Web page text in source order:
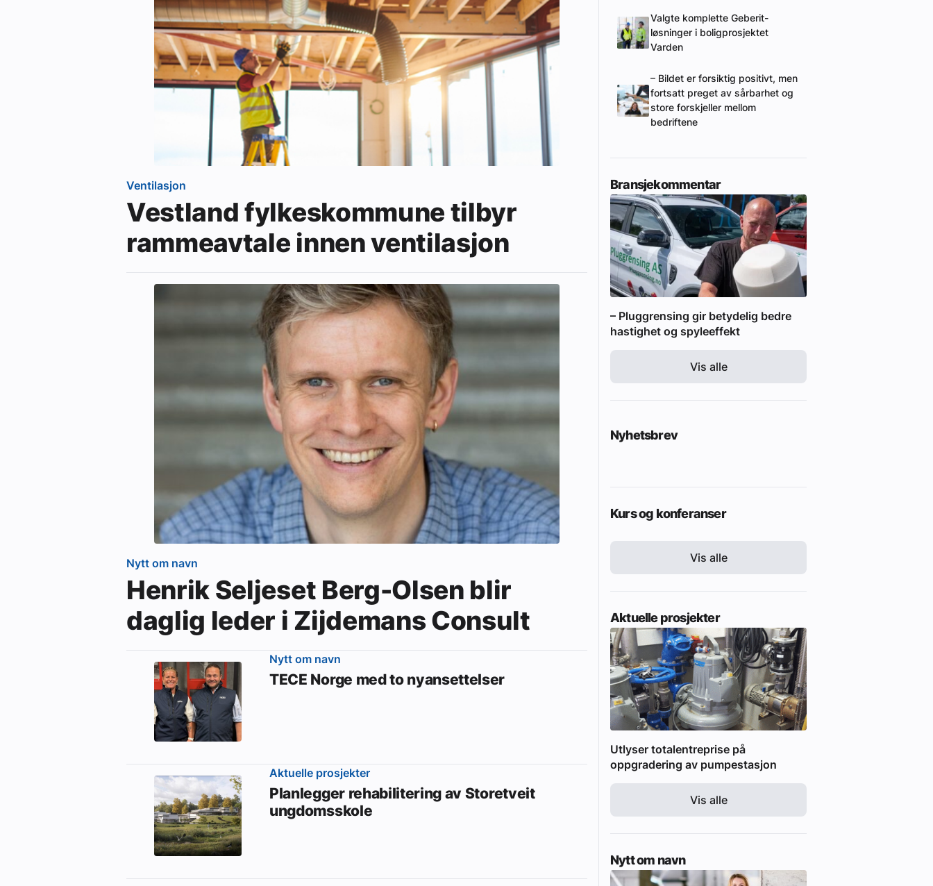
Ventilasjon
Vestland fylkeskommune tilbyr
rammeavtale innen ventilasjon
Nytt om navn
Henrik Seljeset Berg-Olsen blir
daglig leder i Zijdemans Consult
Nytt om navn
TECE Norge med to nyansettelser
Aktuelle prosjekter
Planlegger rehabilitering av Storetveit
ungdomsskole
Valgte komplette Geberit-
løsninger i boligprosjektet
Varden
– Bildet er forsiktig positivt, men
fortsatt preget av sårbarhet og
store forskjeller mellom
bedriftene
Bransjekommentar
– Pluggrensing gir betydelig bedre
hastighet og spyleeffekt
Vis alle
Nyhetsbrev
Kurs og konferanser
Vis alle
Aktuelle prosjekter
Utlyser totalentreprise på
oppgradering av pumpestasjon
Vis alle
Nytt om navn